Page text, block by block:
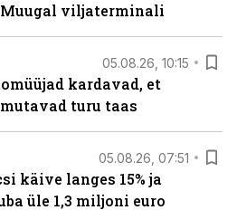
viljaterminali
05.08.26, 10:15
kardavad, et
turu taas
05.08.26, 07:51
käive langes 15% ja
üle 1,3 miljoni euro